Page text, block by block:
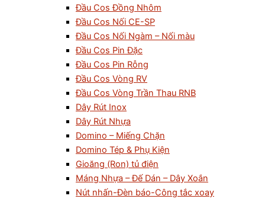
Đầu Cos Đồng Nhôm
Đầu Cos Nối CE-SP
Đầu Cos Nối Ngàm – Nối màu
Đầu Cos Pin Đặc
Đầu Cos Pin Rỗng
Đầu Cos Vòng RV
Đầu Cos Vòng Trần Thau RNB
Dây Rút Inox
Dây Rút Nhựa
Domino – Miếng Chặn
Domino Tép & Phụ Kiện
Gioăng (Ron) tủ điện
Máng Nhựa – Đế Dán – Dây Xoắn
Nút nhấn-Đèn báo-Công tắc xoay